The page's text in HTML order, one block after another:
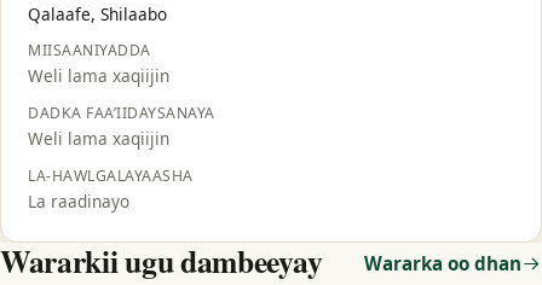
Qalaafe, Shilaabo
MIISAANIYADDA
Weli lama xaqiijin
DADKA FAA’IIDAYSANAYA
Weli lama xaqiijin
LA-HAWLGALAYAASHA
La raadinayo
Wararkii ugu dambeeyay Wararka oo dhan